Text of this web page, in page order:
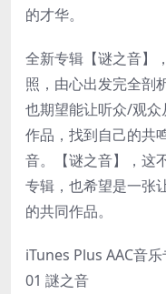
的才华。
全新专辑【谜之音】
照，由心出发完全剖
也期望能让听众/观
作品，找到自己的共
音。【谜之音】，这
专辑，也希望是一张
的共同作品。
iTunes Plus AAC音乐
01 謎之音